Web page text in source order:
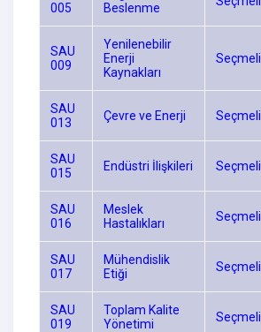
005
Beslenme
SAU
009
Yenilenebilir
Enerji
Kaynakları
Seçmeli
SAU
013
Çevre ve Enerji Seçmeli
SAU
015
Endüstri İlişkileri Seçmeli
SAU
016
Meslek
Hastalıkları
Seçmeli
SAU
017
Mühendislik
Etiği
Seçmeli
SAU
019
Toplam Kalite
Yönetimi
Seçmeli